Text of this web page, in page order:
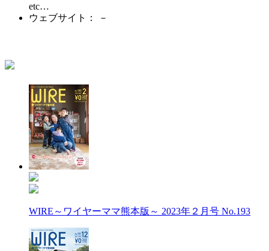
etc…
ウェブサイト： －
WIRE～ワイヤーママ熊本版～ 2023年２月号 No.193